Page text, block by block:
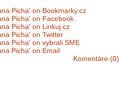
Komentáre (0)